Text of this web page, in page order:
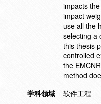
impacts
impact
use all the
selecting a
this thesis
controlled
the
method
学科领域
软件工程